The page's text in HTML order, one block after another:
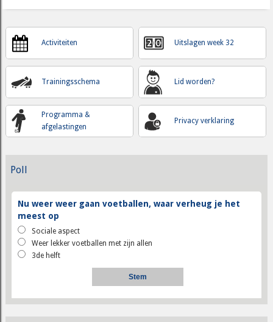
Activiteiten
Trainingsschema
Programma &
afgelastingen
Uitslagen week 32
Lid worden?
Privacy verklaring
Poll
Nu weer weer gaan voetballen, waar verheug je het
meest op
Sociale aspect
Weer lekker voetballen met zijn allen
3de helft